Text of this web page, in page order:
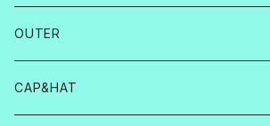
OUTER
CAP&HAT